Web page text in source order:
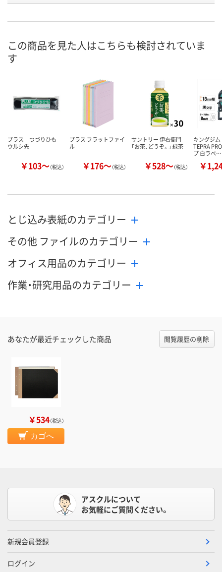
号
お届け日
数量
カゴへ カ
この商品を見た人はこちらも検討されていま
す
プラス つづりひも
ウルシ先
￥103～（税込）
プラス フラットファイ
ル
￥176～（税込）
サントリー 伊右衛門
「お茶、どうぞ。」 緑茶
￥528～（税込）
キングジム
TEPRA
プ 白ラベ…
￥
とじ込み表紙のカテゴリー
その他 ファイルのカテゴリー
オフィス用品のカテゴリー
作業・研究用品のカテゴリー
あなたが最近チェックした商品 閲覧履歴の削除
￥534（税込）
カゴへ
アスクルについて
お気軽にご質問ください。
新規会員登録
ログイン